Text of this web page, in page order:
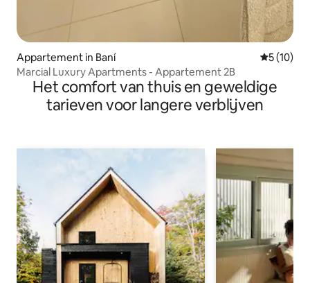
Appartement in Baní
5 (10)
Marcial Luxury Apartments - Appartement 2B
Het comfort van thuis en geweldige
tarieven voor langere verblijven